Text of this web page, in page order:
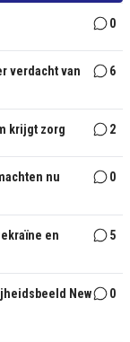
0
verdacht van
6
krijgt zorg 2
nu
0
en
5
New
0